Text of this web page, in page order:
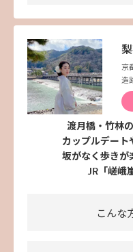
京
造
渡月橋・竹林
カップルデート
坂がなく歩きが
JR「嵯峨
こんな